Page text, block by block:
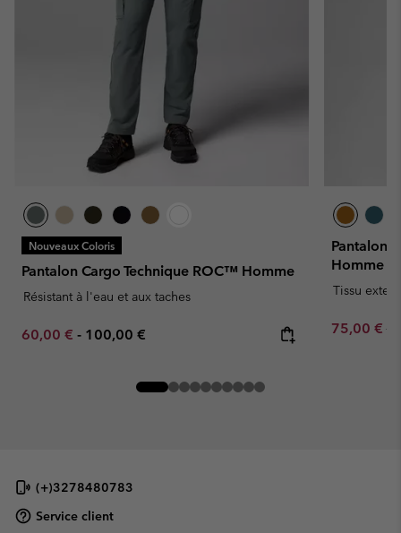
Nouveaux Coloris
Pantalon Cargo Technique ROC™ Homme
Résistant à l'eau et aux taches
Minimum sale price:
60,00 € - Maximum price:
100,00 €
Pantalon
Homme
Tissu
Sale price:
75,00 €
(+)3278480783
Service client